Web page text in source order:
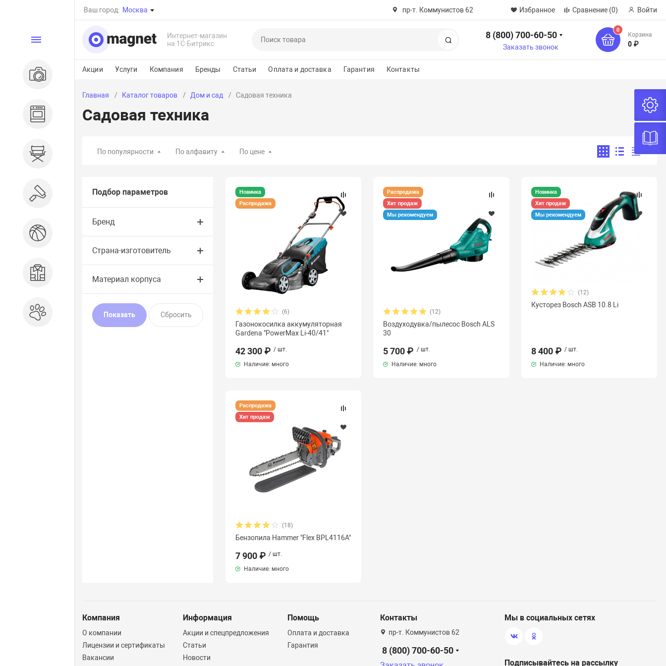
Ваш город: Москва пр-т. Коммунистов 62 Избранное Сравнение (0) Войти
Интернет-магазин
на 1С-Битрикс
8 (800) 700-60-50
Заказать звонок
0
Корзина
0 ₽
Акции Услуги Компания Бренды Статьи Оплата и доставка Гарантия Контакты
Каталог
Электроника
Бытовая техника
Ремонт и строительство
Зоотовары
Главная Каталог товаров Дом и сад Садовая техника
Садовая техника
По популярности По алфавиту По цене
Подбор параметров
Бренд
Страна-изготовитель
Материал корпуса
Новинка
Распродажа
(6)
Газонокосилка аккумуляторная
Gardena "PowerMax Li-40/41"
42 300 ₽ / шт.
Наличие: много
Распродажа
Хит продаж
Мы рекомендуем
(12)
Воздуходувка/пылесос Bosch ALS
30
5 700 ₽ / шт.
Наличие: много
Новинка
Хит продаж
Мы рекомендуем
(12)
Кусторез Bosch ASB 10.8 Li
8 400 ₽ / шт.
Наличие: много
Распродажа
Хит продаж
(18)
Бензопила Hammer "Flex BPL4116A"
7 900 ₽ / шт.
Наличие: много
Компания
О компании
Лицензии и сертификаты
Вакансии
Информация
Акции и спецпредложения
Статьи
Новости
Помощь
Оплата и доставка
Гарантия
Контакты
пр-т. Коммунистов 62
8 (800) 700-60-50
Мы в социальных сетях
Подписывайтесь на рассылку